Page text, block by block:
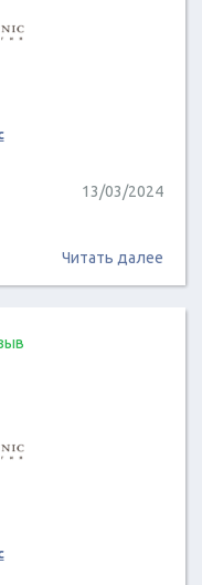
13/03/2024
Читать далее